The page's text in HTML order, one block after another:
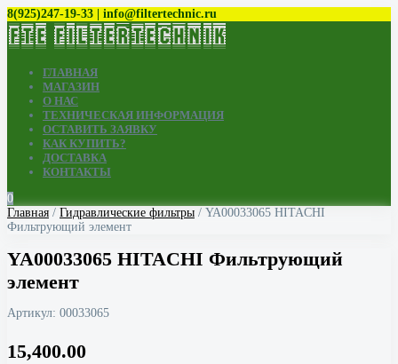
8(925)247-19-33 | info@filtertechnic.ru
ГЛАВНАЯ
МАГАЗИН
О НАС
ТЕХНИЧЕСКАЯ ИНФОРМАЦИЯ
ОСТАВИТЬ ЗАЯВКУ
КАК КУПИТЬ?
ДОСТАВКА
КОНТАКТЫ
0
Главная / Гидравлические фильтры / YA00033065 HITACHI
Фильтрующий элемент
YA00033065 HITACHI Фильтрующий
элемент
Артикул: 00033065
15,400.00